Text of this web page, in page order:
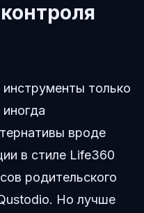
только
вроде
в стиле Life360
родительского
Но лучше